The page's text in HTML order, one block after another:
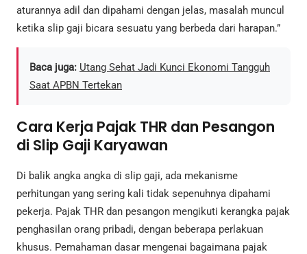
aturannya adil dan dipahami dengan jelas, masalah muncul
ketika slip gaji bicara sesuatu yang berbeda dari harapan.”
Baca juga: Utang Sehat Jadi Kunci Ekonomi Tangguh
Saat APBN Tertekan
Cara Kerja Pajak THR dan Pesangon
di Slip Gaji Karyawan
Di balik angka angka di slip gaji, ada mekanisme
perhitungan yang sering kali tidak sepenuhnya dipahami
pekerja. Pajak THR dan pesangon mengikuti kerangka pajak
penghasilan orang pribadi, dengan beberapa perlakuan
khusus. Pemahaman dasar mengenai bagaimana pajak